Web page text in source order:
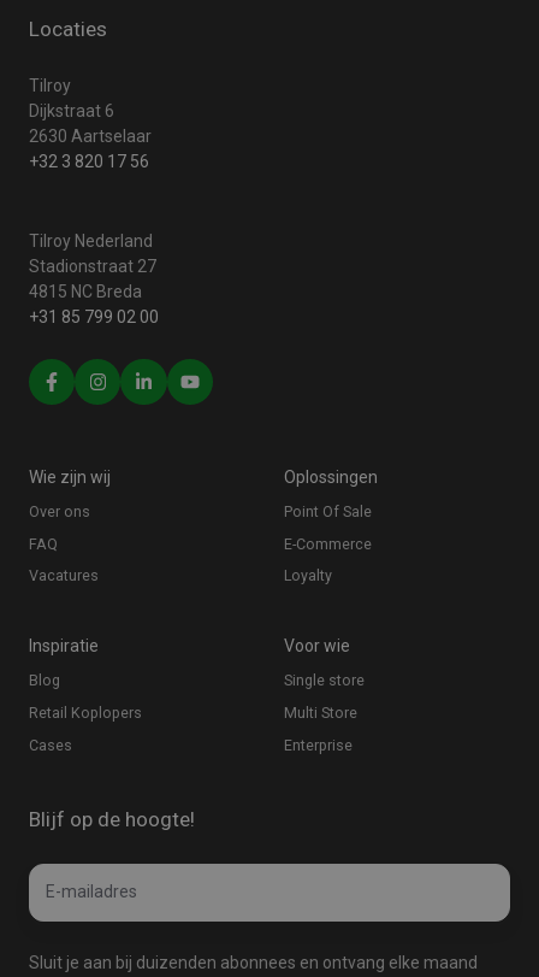
Locaties
Tilroy
Dijkstraat 6
2630 Aartselaar
+32 3 820 17 56
Tilroy Nederland
Stadionstraat 27
4815 NC Breda
+31 85 799 02 00
Wie zijn wij
Over ons
FAQ
Vacatures
Oplossingen
Point Of Sale
E-Commerce
Loyalty
Inspiratie
Blog
Retail Koplopers
Cases
Voor wie
Single store
Multi Store
Enterprise
Blijf op de hoogte!
Email
E-
mailadres
Sluit je aan bij duizenden abonnees en ontvang elke maand